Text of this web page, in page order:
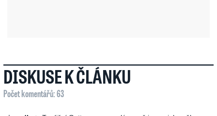
DISKUSE K ČLÁNKU
Počet komentářů: 63